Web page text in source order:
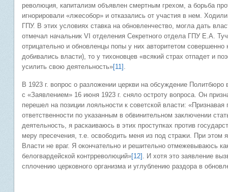
революция, капитализм объявлен смертным грехом, а борьба
игнорировали «лжесобор» и отказались от участия в нем.
ГПУ. В этих условиях ставка на обновленчество, могла дать
отмечал начальник VI отделения Секретного отдела ГПУ Е.А.
отрицательно и обновленцы попы у них авторитетом
добивались власти), то у тихоновцев «всякий страх отпадет и
усилить свою деятельность»[11] .
В 1923 г. вопрос о разложении церкви на обсуждение
с «Заявлением» 16 июня 1923 г. сняло остроту вопроса. Он
перешел на позиции лояльности к советской власти:
ответственности по указанным в обвинительном заключении
деятельность, я раскаиваюсь в этих проступках против
меру пресечения, т.е. освободить меня из под стражи. При
Власти не враг. Я окончательно и решительно отмежевываюсь
белогвардейской контрреволюций»[12] . И хотя это заявление
сплочению церковного организма и углублению раздора в